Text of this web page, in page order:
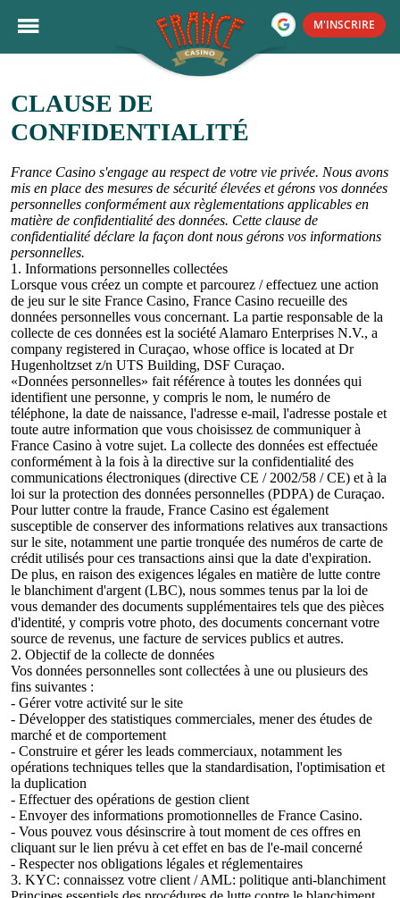
M'INSCRIRE
CLAUSE DE
CONFIDENTIALITÉ
France Casino s'engage au respect de votre vie privée. Nous avons
mis en place des mesures de sécurité élevées et gérons vos données
personnelles conformément aux règlementations applicables en
matière de confidentialité des données. Cette clause de
confidentialité déclare la façon dont nous gérons vos informations
personnelles.
1. Informations personnelles collectées
Lorsque vous créez un compte et parcourez / effectuez une action
de jeu sur le site France Casino, France Casino recueille des
données personnelles vous concernant. La partie responsable de la
collecte de ces données est la société Alamaro Enterprises N.V., a
company registered in Curaçao, whose office is located at Dr
Hugenholtzset z/n UTS Building, DSF Curaçao.
«Données personnelles» fait référence à toutes les données qui
identifient une personne, y compris le nom, le numéro de
téléphone, la date de naissance, l'adresse e-mail, l'adresse postale et
toute autre information que vous choisissez de communiquer à
France Casino à votre sujet. La collecte des données est effectuée
conformément à la fois à la directive sur la confidentialité des
communications électroniques (directive CE / 2002/58 / CE) et à la
loi sur la protection des données personnelles (PDPA) de Curaçao.
Pour lutter contre la fraude, France Casino est également
susceptible de conserver des informations relatives aux transactions
sur le site, notamment une partie tronquée des numéros de carte de
crédit utilisés pour ces transactions ainsi que la date d'expiration.
De plus, en raison des exigences légales en matière de lutte contre
le blanchiment d'argent (LBC), nous sommes tenus par la loi de
vous demander des documents supplémentaires tels que des pièces
d'identité, y compris votre photo, des documents concernant votre
source de revenus, une facture de services publics et autres.
2. Objectif de la collecte de données
Vos données personnelles sont collectées à une ou plusieurs des
fins suivantes :
- Gérer votre activité sur le site
- Développer des statistiques commerciales, mener des études de
marché et de comportement
- Construire et gérer les leads commerciaux, notamment les
opérations techniques telles que la standardisation, l'optimisation et
la duplication
- Effectuer des opérations de gestion client
- Envoyer des informations promotionnelles de France Casino.
- Vous pouvez vous désinscrire à tout moment de ces offres en
cliquant sur le lien prévu à cet effet en bas de l'e-mail concerné
- Respecter nos obligations légales et réglementaires
3. KYC: connaissez votre client / AML: politique anti-blanchiment
SUIVANT